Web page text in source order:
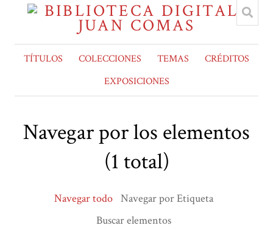
TÍTULOS COLECCIONES TEMAS
CRÉDITOS
EXPOSICIONES
Navegar por los elementos
(1 total)
Navegar todo Navegar por Etiqueta
Buscar elementos